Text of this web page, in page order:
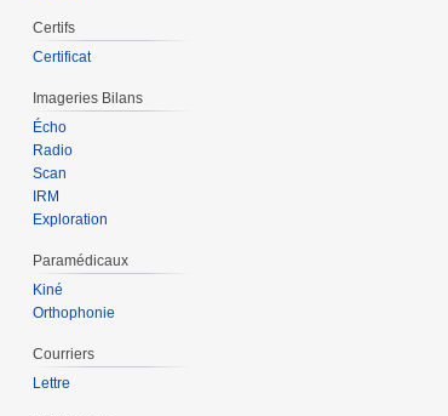
Certifs
Certificat
Imageries Bilans
Écho
Radio
Scan
IRM
Exploration
Paramédicaux
Kiné
Orthophonie
Courriers
Lettre